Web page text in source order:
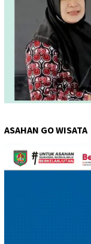
ASAHAN GO WISATA
Pemutar
Video